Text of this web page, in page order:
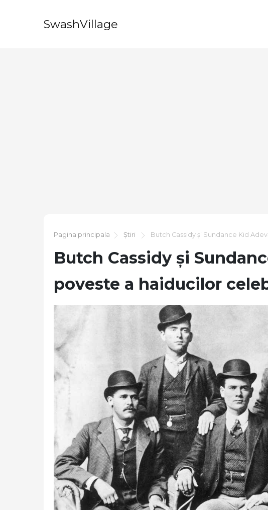
SwashVillage
Pagina principala Știri Butch Cassidy și Sundance Kid
Butch Cassidy și
poveste a haiducilor